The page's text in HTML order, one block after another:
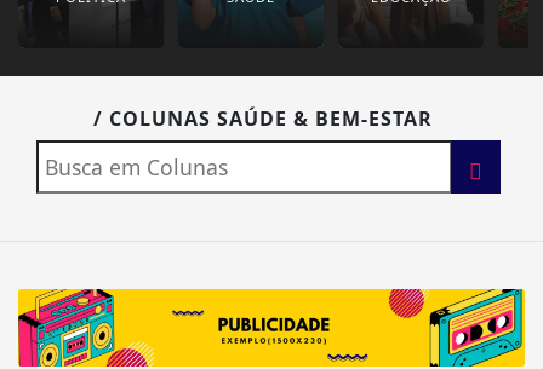
/ COLUNAS SAÚDE & BEM-ESTAR